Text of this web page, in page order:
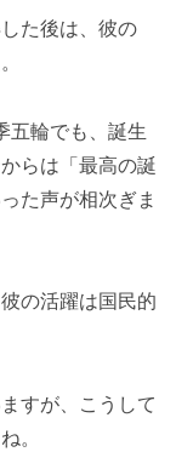
た後は、彼の
五輪でも、誕生
らは「最高の誕
た声が相次ぎま
の活躍は国民的
すが、こうして
。